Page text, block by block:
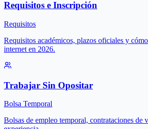
Requisitos e Inscripción
Requisitos
Requisitos académicos, plazos oficiales y
internet en 2026.
Trabajar Sin Opositar
Bolsa Temporal
Bolsas de empleo temporal, contrataciones de